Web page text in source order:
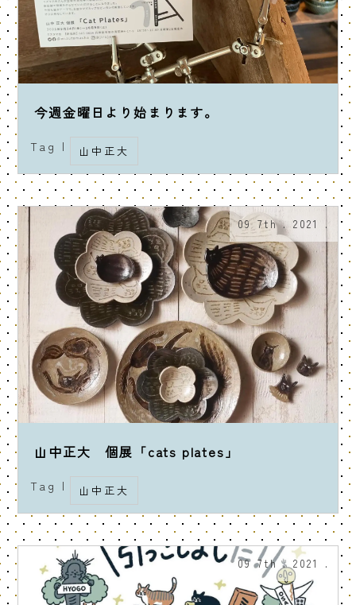
今週金曜日より始まります。
Tag | 山中正大
09 7th . 2021 .
山中正大 個展「cats plates」
Tag | 山中正大
09 7th . 2021 .